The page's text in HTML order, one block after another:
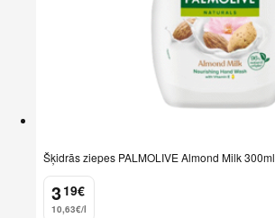
Šķidrās ziepes PALMOLIVE Almond Milk 300ml
3
. 19€
10,63€/l